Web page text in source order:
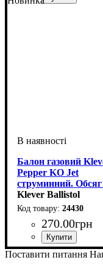
Балон газовий
Pepper KO Jet
струминний. Обсяг
мл
Klever Ballistol
24430
270.00грн
Поставити питання